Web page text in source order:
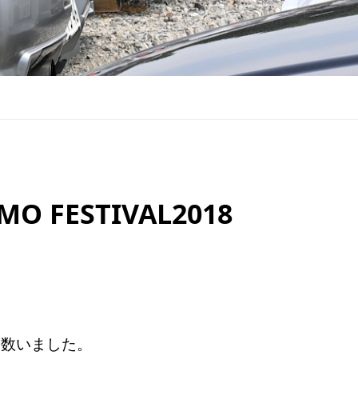
FESTIVAL2018
いました。